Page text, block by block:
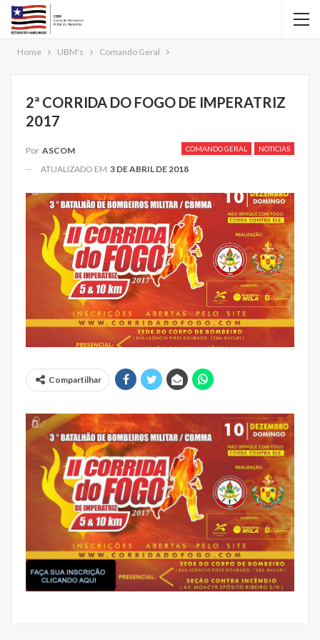
Home UBM's Comando Geral
2ª CORRIDA DO FOGO DE IMPERATRIZ
2017
COMANDO GERAL NOTICIAS
Por ASCOM
ATUALIZADO EM 3 DE ABRIL DE 2018
Compartilhar